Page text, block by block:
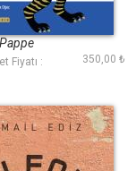
Bir
Kodları
Fiyatı : 350,00 ₺